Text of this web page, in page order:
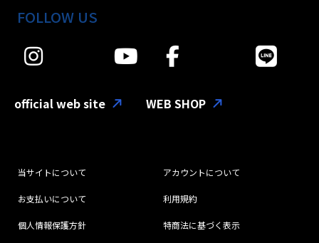
FOLLOW US
official web site WEB SHOP
当サイトについて アカウントについて
お支払いについて 利用規約
個人情報保護方針 特商法に基づく表示